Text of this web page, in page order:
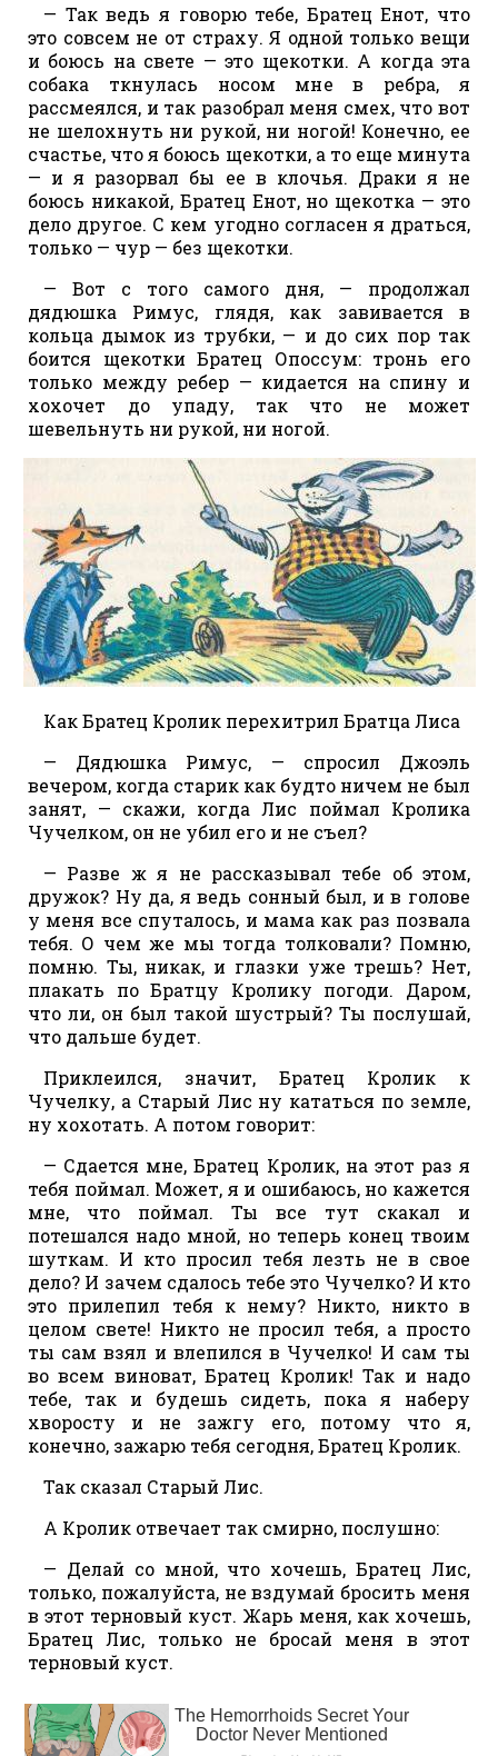
— Так ведь я говорю тебе, Братец Енот, что
это совсем не от страху. Я одной только вещи
и боюсь на свете — это щекотки. А когда эта
собака ткнулась носом мне в ребра, я
рассмеялся, и так разобрал меня смех, что вот
не шелохнуть ни рукой, ни ногой! Конечно, ее
счастье, что я боюсь щекотки, а то еще минута
— и я разорвал бы ее в клочья. Драки я не
боюсь никакой, Братец Енот, но щекотка — это
дело другое. С кем угодно согласен я драться,
только — чур — без щекотки.
— Вот с того самого дня, — продолжал
дядюшка Римус, глядя, как завивается в
кольца дымок из трубки, — и до сих пор так
боится щекотки Братец Опоссум: тронь его
только между ребер — кидается на спину и
хохочет до упаду, так что не может
шевельнуть ни рукой, ни ногой.
Как Братец Кролик перехитрил Братца Лиса
— Дядюшка Римус, — спросил Джоэль
вечером, когда старик как будто ничем не был
занят, — скажи, когда Лис поймал Кролика
Чучелком, он не убил его и не съел?
— Разве ж я не рассказывал тебе об этом,
дружок? Ну да, я ведь сонный был, и в голове
у меня все спуталось, и мама как раз позвала
тебя. О чем же мы тогда толковали? Помню,
помню. Ты, никак, и глазки уже трешь? Нет,
плакать по Братцу Кролику погоди. Даром,
что ли, он был такой шустрый? Ты послушай,
что дальше будет.
Приклеился, значит, Братец Кролик к
Чучелку, а Старый Лис ну кататься по земле,
ну хохотать. А потом говорит:
— Сдается мне, Братец Кролик, на этот раз я
тебя поймал. Может, я и ошибаюсь, но кажется
мне, что поймал. Ты все тут скакал и
потешался надо мной, но теперь конец твоим
шуткам. И кто просил тебя лезть не в свое
дело? И зачем сдалось тебе это Чучелко? И кто
это прилепил тебя к нему? Никто, никто в
целом свете! Никто не просил тебя, а просто
ты сам взял и влепился в Чучелко! И сам ты
во всем виноват, Братец Кролик! Так и надо
тебе, так и будешь сидеть, пока я наберу
хворосту и не зажгу его, потому что я,
конечно, зажарю тебя сегодня, Братец Кролик.
Так сказал Старый Лис.
А Кролик отвечает так смирно, послушно:
— Делай со мной, что хочешь, Братец Лис,
только, пожалуйста, не вздумай бросить меня
в этот терновый куст. Жарь меня, как хочешь,
Братец Лис, только не бросай меня в этот
терновый куст.